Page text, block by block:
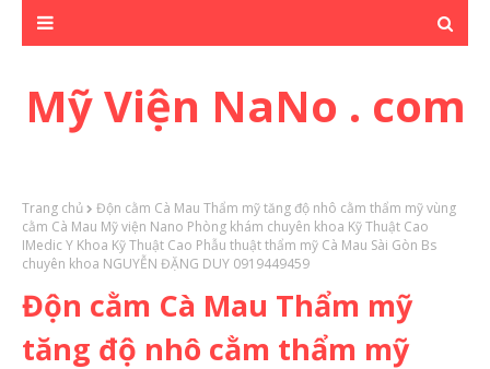
Mỹ Viện NaNo . com
Trang chủ
Độn cằm Cà Mau Thẩm mỹ tăng độ nhô cằm thẩm mỹ vùng
cằm Cà Mau Mỹ viện Nano Phòng khám chuyên khoa Kỹ Thuật Cao
IMedic Y Khoa Kỹ Thuật Cao Phẫu thuật thẩm mỹ Cà Mau Sài Gòn Bs
chuyên khoa NGUYỄN ĐẶNG DUY 0919449459
Độn cằm Cà Mau Thẩm mỹ
tăng độ nhô cằm thẩm mỹ